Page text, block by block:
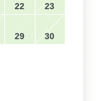
22 23
29 30